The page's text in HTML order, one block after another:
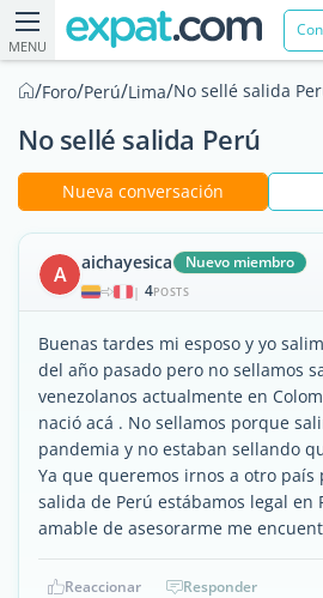
MENU
/Foro/Perú/Lima/No sellé salida
No sellé salida Perú
Nueva conversación
A aichayesica Nuevo miembro
| 4POSTS
Buenas tardes mi esposo y yo
del año pasado pero no sellamos
venezolanos actualmente en
nació acá . No sellamos porque
pandemia y no estaban sellando
Ya que queremos irnos a otro país
salida de Perú estábamos legal en
amable de asesorarme me
Reaccionar Responder